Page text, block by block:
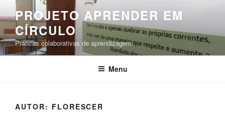
Saltar
para
conteúdo
PROJETO APRENDER EM
CÍRCULO
Práticas colaborativas de aprendizagem
Menu
AUTOR: FLORESCER